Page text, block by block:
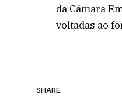
da Câmara
voltadas ao
SHARE.